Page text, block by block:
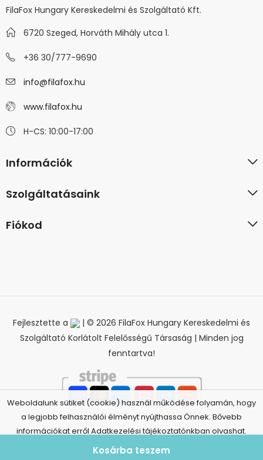
Kosárba teszem
FilaFox Hungary Kereskedelmi és Szolgáltató Kft.
6720 Szeged, Horváth Mihály utca 1.
+36 30/777-9690
info@filafox.hu
www.filafox.hu
H-CS: 10:00-17:00
Információk
Szolgáltatásaink
Fiókod
Fejlesztette a
| © 2026 FilaFox Hungary Kereskedelmi és
Szolgáltató Korlátolt Felelősségű Társaság | Minden jog
fenntartva!
Weboldalunk sütiket (cookie) használ működése folyamán, hogy
a legjobb felhasználói élményt nyújthassa Önnek. Bővebb
információkat erről Adatkezelési tájékoztatónkban olvashat.
Adatkezelési tájékoztató
Elállás a szerződéstől